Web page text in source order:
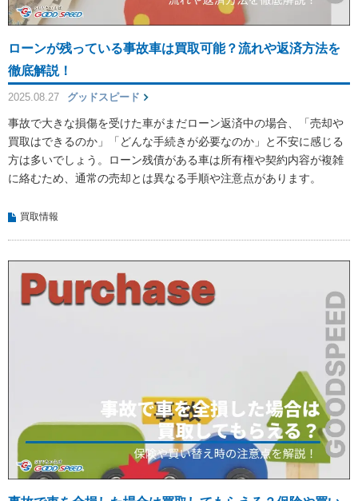
ローンが残っている事故車は買取可能？流れや返済方法を
徹底解説！
2025.08.27 グッドスピード
事故で大きな損傷を受けた車がまだローン返済中の場合、「売却や
買取はできるのか」「どんな手続きが必要なのか」と不安に感じる
方は多いでしょう。ローン残債がある車は所有権や契約内容が複雑
に絡むため、通常の売却とは異なる手順や注意点があります。
買取情報